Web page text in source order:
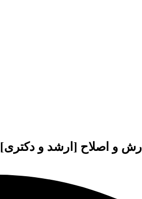
و اصلاح [ارشد و دکتری]